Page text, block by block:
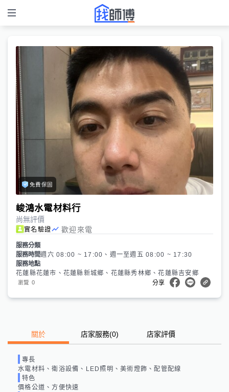
免費保固
峻鴻水電材料行
尚無評價
實名驗證 歡迎來電
服務分類
服務時間週六 08:00 ~ 17:00、週一至週五 08:00 ~ 17:30
服務地點
花蓮縣花蓮市、花蓮縣新城鄉、花蓮縣秀林鄉、花蓮縣吉安鄉
瀏覽 0 分享
關於 店家服務(0) 店家評價
專長
水電材料、衛浴設備、LED照明、美術燈飾、配管配線
特色
價格公道、方便快速